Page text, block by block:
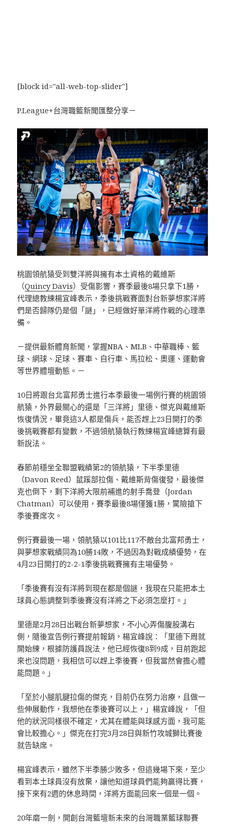
[block id="all-web-top-slider"]
P.League+台灣職籃新聞匯整分享－
桃園領航猿受到雙洋將與擁有本土資格的戴維斯
（Quincy Davis）受傷影響，賽季最後8場只拿下1勝，
代理總教練楊宜峰表示，季後挑戰賽面對台新夢想家洋將
們是否歸隊仍是個「謎」，已經做好單洋將作戰的心理準
備。
－提供最新體育新聞，掌握NBA、MLB、中華職棒、籃
球、網球、足球、賽車、自行車、馬拉松、奧運、運動會
等世界體壇動態。－
10日將跟台北富邦勇士進行本季最後一場例行賽的桃園領
航猿，外界最關心的還是「三洋將」里德、傑克與戴維斯
恢復情況，畢竟這3人都是傷兵，能否趕上23日開打的季
後挑戰賽都有變數，不過領航猿執行教練楊宜峰總算有最
新說法。
春節前穩坐全聯盟戰績第2的領航猿，下半季里德
（Davon Reed）鼠蹊部拉傷、戴維斯背傷復發，最後傑
克也倒下，剩下洋將大限前補進的射手喬登（Jordan
Chatman）可以使用，賽季最後8場僅獲1勝，驚險搶下
季後賽席次。
例行賽最後一場，領航猿以101比117不敵台北富邦勇士，
與夢想家戰績同為10勝14敗，不過因為對戰成績優勢，在
4月23日開打的2-2-1季後挑戰賽擁有主場優勢。
「季後賽有沒有洋將到現在都是個謎，我現在只能把本土
球員心態調整到季後賽沒有洋將之下必須怎麼打。」
里德是2月28日出戰台新夢想家，不小心弄傷腹股溝右
側，隨後宣告例行賽提前報銷，楊宜峰說：「里德下周就
開始練，根據防護員說法，他已經恢復8到9成，目前跑起
來也沒問題，我相信可以趕上季後賽，但我當然會擔心體
能問題。」
「至於小腿肌腱拉傷的傑克，目前仍在努力治療，且做一
些伸展動作，我想他在季後賽可以上，」楊宜峰說，「但
他的狀況同樣很不確定，尤其在體能與球感方面，我可能
會比較擔心。」傑克在打完3月28日與新竹攻城獅比賽後
就告缺席。
楊宜峰表示，雖然下半季勝少敗多，但這幾場下來，至少
看到本土球員沒有放棄，讓他知道球員們能夠贏得比賽，
接下來有2週的休息時間，洋將方面能回來一個是一個。
20年磨一劍，開創台灣籃壇新未來的台灣職業籃球聯賽